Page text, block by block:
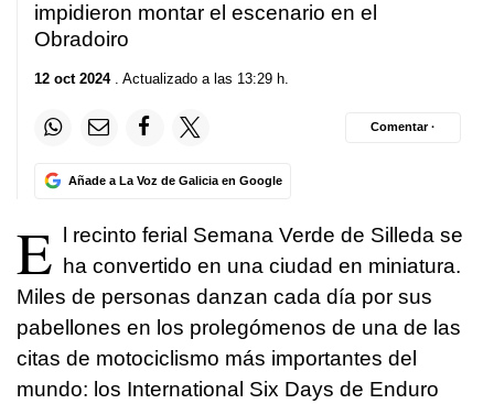
impidieron montar el escenario en el
Obradoiro
12 oct 2024. Actualizado a las 13:29 h.
Añade a La Voz de Galicia en Google
Comentar ·
E l recinto ferial Semana Verde de Silleda se
ha convertido en una ciudad en miniatura.
Miles de personas danzan cada día por sus
pabellones en los prolegómenos de una de las
citas de motociclismo más importantes del
mundo: los International Six Days de Enduro